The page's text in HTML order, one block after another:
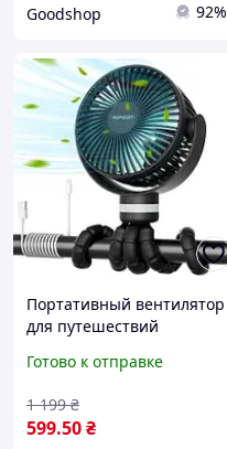
Goodshop 92%
Портативный вентилятор
для путешествий
скорости. Гибкий штатив
кемпинга, офиса.
Готово к отправке
599.50₴
1 199 ₴